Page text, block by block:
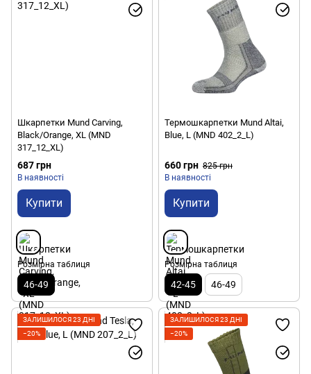
Шкарпетки Mund Carving,
Black/Orange, XL (MND
317_12_XL)
687 грн
В наявності
Купити
Розмірна таблиця
46-49
Термошкарпетки Mund Altai,
Blue, L (MND 402_2_L)
660 грн 825 грн
В наявності
Купити
Розмірна таблиця
42-45 46-49
ЗАЛИШИЛОСЯ 23 ДНІ
−20%
ЗАЛИШИЛОСЯ 23 ДНІ
−20%